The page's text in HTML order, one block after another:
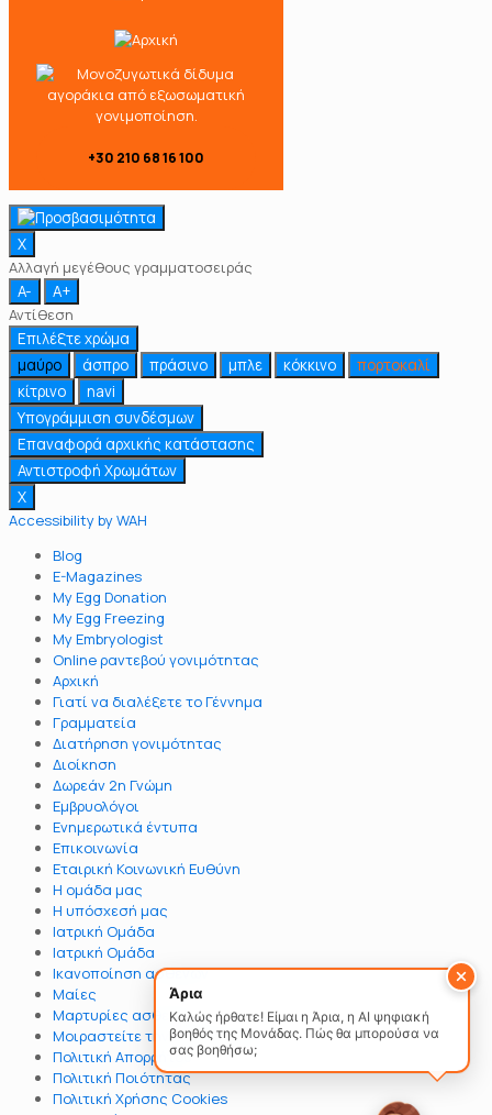
+30 210 68 16 100
X
Αλλαγή μεγέθους γραμματοσειράς
A-
A+
Αντίθεση
Επιλέξτε χρώμα
μαύρο
άσπρο πράσινο μπλε κόκκινο
πορτοκαλί
κίτρινο
navi
Υπογράμμιση συνδέσμων
Επαναφορά αρχικής κατάστασης
Αντιστροφή Χρωμάτων
X
Accessibility by WAH
Blog
E-Magazines
My Egg Donation
My Egg Freezing
My Embryologist
Online ραντεβού γονιμότητας
Αρχική
Γιατί να διαλέξετε το Γέννημα
Γραμματεία
Διατήρηση γονιμότητας
Διοίκηση
Δωρεάν 2η Γνώμη
Εμβρυολόγοι
Ενημερωτικά έντυπα
Επικοινωνία
Εταιρική Κοινωνική Ευθύνη
Η ομάδα μας
Η υπόσχεσή μας
Ιατρική Ομάδα
Ιατρική Ομάδα
Ικανοποίηση ασθενών
Μαίες
Μαρτυρίες ασθενών
Μοιραστείτε την ιστορία σας
Πολιτική Απορρήτου
Πολιτική Ποιότητας
Πολιτική Χρήσης Cookies
Άρια
Καλώς ήρθατε! Είμαι η Άρια, η AI ψηφιακή
βοηθός της Μονάδας. Πώς θα μπορούσα να
σας βοηθήσω;